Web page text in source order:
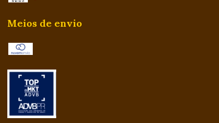
Meios de envio